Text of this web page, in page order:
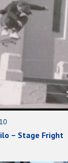
– Stage Fright